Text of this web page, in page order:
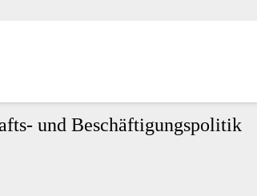
und Beschäftigungspolitik